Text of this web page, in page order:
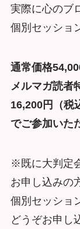
実際に心のブ
個別セッショ
通常価格
メルマガ読者
16,200円（税
でご参加いた
※既に大判定
お申し込みの
個別セッショ
どうぞお申し